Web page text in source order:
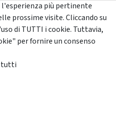
più pertinente
prossime visite. Cliccando su
di TUTTI i cookie. Tuttavia,
per fornire un consenso
tutti